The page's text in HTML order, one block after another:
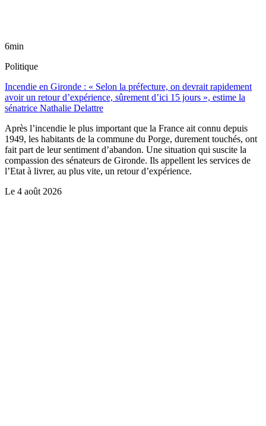
6min
Politique
Incendie en Gironde : « Selon la préfecture, on devrait rapidement
avoir un retour d’expérience, sûrement d’ici 15 jours », estime la
sénatrice Nathalie Delattre
Après l’incendie le plus important que la France ait connu depuis
1949, les habitants de la commune du Porge, durement touchés, ont
fait part de leur sentiment d’abandon. Une situation qui suscite la
compassion des sénateurs de Gironde. Ils appellent les services de
l’Etat à livrer, au plus vite, un retour d’expérience.
Le 4 août 2026